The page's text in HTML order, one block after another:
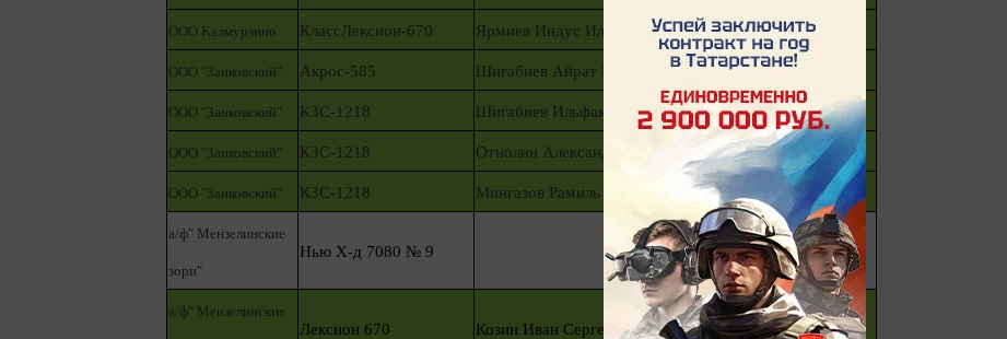
ООО Калмурзино КлассЛексион-670 Ярмиев Индус Ильгизарович 2375
ООО "Заиковский" Акрос-585 Шигабиев Айрат Махсутович 838
ООО "Заиковский" КЗС-1218 Шигабиев Ильфак Махсутович 843
ООО "Заиковский" КЗС-1218 Отнолин Александр Мурдаханович 830
ООО "Заиковский" КЗС-1218 Мингазов Рамиль Хафизович 694
а/ф" Мензелинские
зори"
Нью Х-д 7080 № 9 0
а/ф" Мензелинские
Лексион 670 Козин Иван Сергеевич 1979